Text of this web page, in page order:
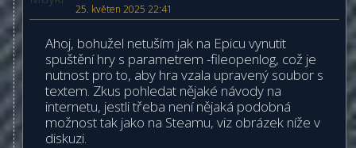
25. květen 2025 22:41
Ahoj, bohužel netuším jak na Epicu vynutit
spuštění hry s parametrem -fileopenlog, což je
nutnost pro to, aby hra vzala upravený soubor s
textem. Zkus pohledat nějaké návody na
internetu, jestli třeba není nějaká podobná
možnost tak jako na Steamu, viz obrázek níže v
diskuzi.